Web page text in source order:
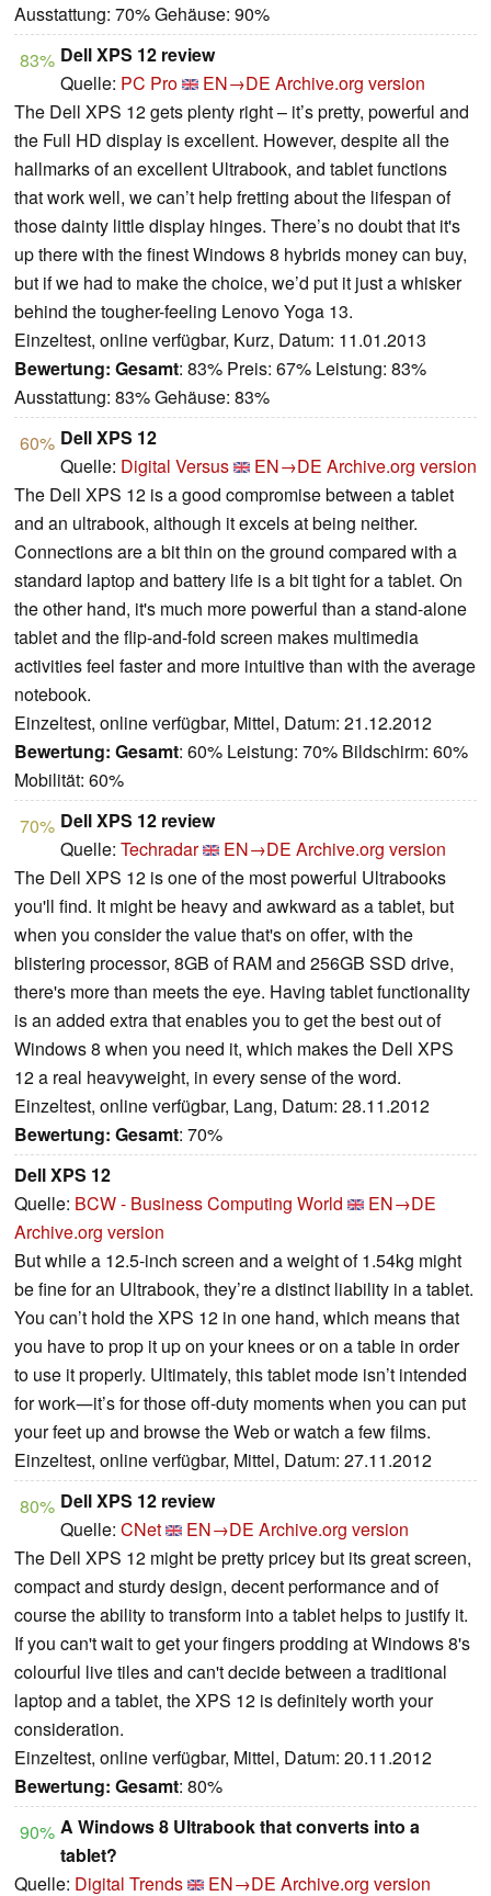
Ausstattung: 70% Gehäuse: 90%
83% Dell XPS 12 review
Quelle: PC Pro EN→DE Archive.org version
The Dell XPS 12 gets plenty right – it’s pretty, powerful and
the Full HD display is excellent. However, despite all the
hallmarks of an excellent Ultrabook, and tablet functions
that work well, we can’t help fretting about the lifespan of
those dainty little display hinges. There’s no doubt that it's
up there with the finest Windows 8 hybrids money can buy,
but if we had to make the choice, we’d put it just a whisker
behind the tougher-feeling Lenovo Yoga 13.
Einzeltest, online verfügbar, Kurz, Datum: 11.01.2013
Bewertung: Gesamt: 83% Preis: 67% Leistung: 83%
Ausstattung: 83% Gehäuse: 83%
60% Dell XPS 12
Quelle: Digital Versus EN→DE Archive.org version
The Dell XPS 12 is a good compromise between a tablet
and an ultrabook, although it excels at being neither.
Connections are a bit thin on the ground compared with a
standard laptop and battery life is a bit tight for a tablet. On
the other hand, it's much more powerful than a stand-alone
tablet and the flip-and-fold screen makes multimedia
activities feel faster and more intuitive than with the average
notebook.
Einzeltest, online verfügbar, Mittel, Datum: 21.12.2012
Bewertung: Gesamt: 60% Leistung: 70% Bildschirm: 60%
Mobilität: 60%
70% Dell XPS 12 review
Quelle: Techradar EN→DE Archive.org version
The Dell XPS 12 is one of the most powerful Ultrabooks
you'll find. It might be heavy and awkward as a tablet, but
when you consider the value that's on offer, with the
blistering processor, 8GB of RAM and 256GB SSD drive,
there's more than meets the eye. Having tablet functionality
is an added extra that enables you to get the best out of
Windows 8 when you need it, which makes the Dell XPS
12 a real heavyweight, in every sense of the word.
Einzeltest, online verfügbar, Lang, Datum: 28.11.2012
Bewertung: Gesamt: 70%
Dell XPS 12
Quelle: BCW - Business Computing World
EN→DE
Archive.org version
But while a 12.5-inch screen and a weight of 1.54kg might
be fine for an Ultrabook, they’re a distinct liability in a tablet.
You can’t hold the XPS 12 in one hand, which means that
you have to prop it up on your knees or on a table in order
to use it properly. Ultimately, this tablet mode isn’t intended
for work―it’s for those off-duty moments when you can put
your feet up and browse the Web or watch a few films.
Einzeltest, online verfügbar, Mittel, Datum: 27.11.2012
80% Dell XPS 12 review
Quelle: CNet EN→DE Archive.org version
The Dell XPS 12 might be pretty pricey but its great screen,
compact and sturdy design, decent performance and of
course the ability to transform into a tablet helps to justify it.
If you can't wait to get your fingers prodding at Windows 8's
colourful live tiles and can't decide between a traditional
laptop and a tablet, the XPS 12 is definitely worth your
consideration.
Einzeltest, online verfügbar, Mittel, Datum: 20.11.2012
Bewertung: Gesamt: 80%
90% A Windows 8 Ultrabook that converts into a
tablet?
Quelle: Digital Trends EN→DE Archive.org version